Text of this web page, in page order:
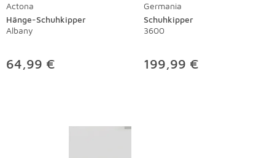
Actona
Hänge-Schuhkipper
Albany
64,99 €
Germania
Schuhkipper
3600
199,99 €